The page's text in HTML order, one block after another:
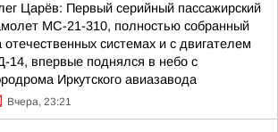
Царёв: Первый серийный пассажирский
МС-21-310, полностью собранный
отечественных системах и с двигателем
14, впервые поднялся в небо с
Иркутского авиазавода
Вчера, 23:21